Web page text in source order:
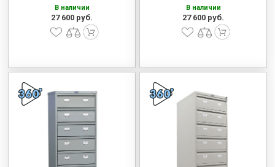
В наличии
27 600 руб.
В наличии
27 600 руб.